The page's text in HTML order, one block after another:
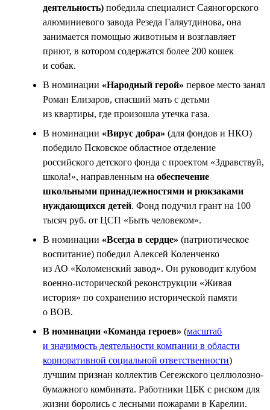
деятельность) победила специалист Саяногорского
алюминиевого завода Резеда Галяутдинова, она
занимается помощью животным и возглавляет
приют, в котором содержатся более 200 кошек
и собак.
В номинации «Народный герой» первое место занял
Роман Елизаров, спасший мать с детьми
из квартиры, где произошла утечка газа.
В номинации «Вирус добра» (для фондов и НКО)
победило Псковское областное отделение
российского детского фонда с проектом «Здравствуй,
школа!», направленным на обеспечение
школьными принадлежностями и рюкзаками
нуждающихся детей. Фонд подучил грант на 100
тысяч руб. от ЦСП «Быть человеком».
В номинации «Всегда в сердце» (патриотическое
воспитание) победил Алексей Коленченко
из АО «Коломенский завод». Он руководит клубом
военно-исторической реконструкции «Живая
история» по сохранению исторической памяти
о ВОВ.
В номинации «Команда героев» (масштаб
и значимость деятельности компании в области
корпоративной социальной ответственности)
лучшим признан коллектив Сегежского целлюлозно-
бумажного комбината. Работники ЦБК с риском для
жизни боролись с лесными пожарами в Карелии.